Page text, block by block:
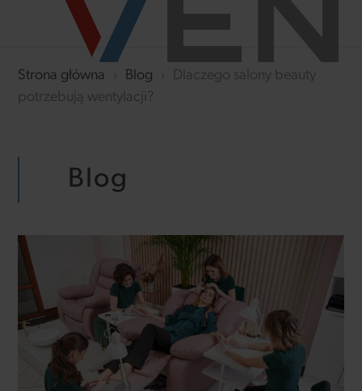
Strona główna › Blog ›
Dlaczego salony beauty
potrzebują wentylacji?
Blog